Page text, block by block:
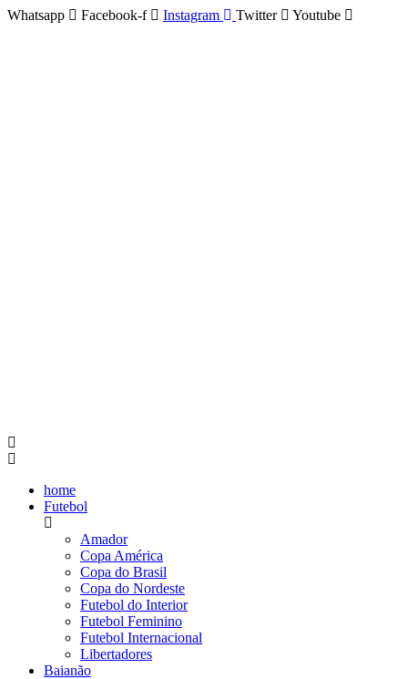
Whatsapp Facebook-f Instagram Twitter Youtube
home
Futebol
Amador
Copa América
Copa do Brasil
Copa do Nordeste
Futebol do Interior
Futebol Feminino
Futebol Internacional
Libertadores
Baianão